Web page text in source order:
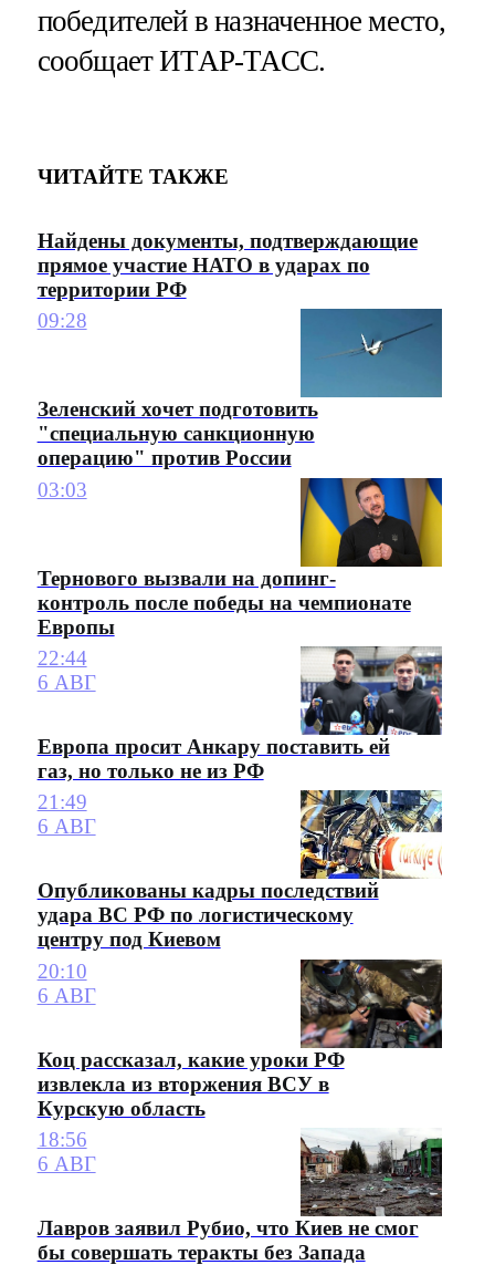
победителей в назначенное место,
сообщает ИТАР-ТАСС.
ЧИТАЙТЕ ТАКЖЕ
Найдены документы, подтверждающие
прямое участие НАТО в ударах по
территории РФ
09:28
Зеленский хочет подготовить
"специальную санкционную
операцию" против России
03:03
Тернового вызвали на допинг-
контроль после победы на чемпионате
Европы
22:44
6 АВГ
Европа просит Анкару поставить ей
газ, но только не из РФ
21:49
6 АВГ
Опубликованы кадры последствий
удара ВС РФ по логистическому
центру под Киевом
20:10
6 АВГ
Коц рассказал, какие уроки РФ
извлекла из вторжения ВСУ в
Курскую область
18:56
6 АВГ
Лавров заявил Рубио, что Киев не смог
бы совершать теракты без Запада